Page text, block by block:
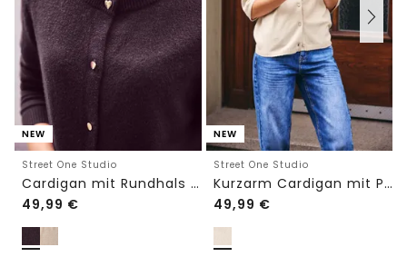
NEW
Street One Studio
Cardigan mit Rundhals und Knöpfen
49,99 €
NEW
Street One Studio
Kurzarm Cardigan mit Polokragen
49,99 €